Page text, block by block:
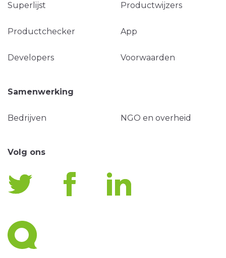
Superlijst Productwijzers
Productchecker App
Developers Voorwaarden
Samenwerking
Bedrijven NGO en overheid
Volg ons